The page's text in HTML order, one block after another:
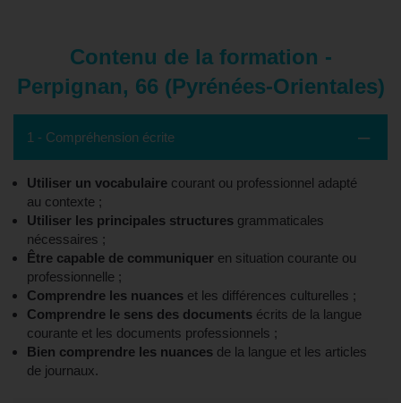
Contenu de la formation -
Perpignan, 66 (Pyrénées-Orientales)
1 - Compréhension écrite
Utiliser un vocabulaire courant ou professionnel adapté
au contexte ;
Utiliser les principales structures grammaticales
nécessaires ;
Être capable de communiquer en situation courante ou
professionnelle ;
Comprendre les nuances et les différences culturelles ;
Comprendre le sens des documents écrits de la langue
courante et les documents professionnels ;
Bien comprendre les nuances de la langue et les articles
de journaux.